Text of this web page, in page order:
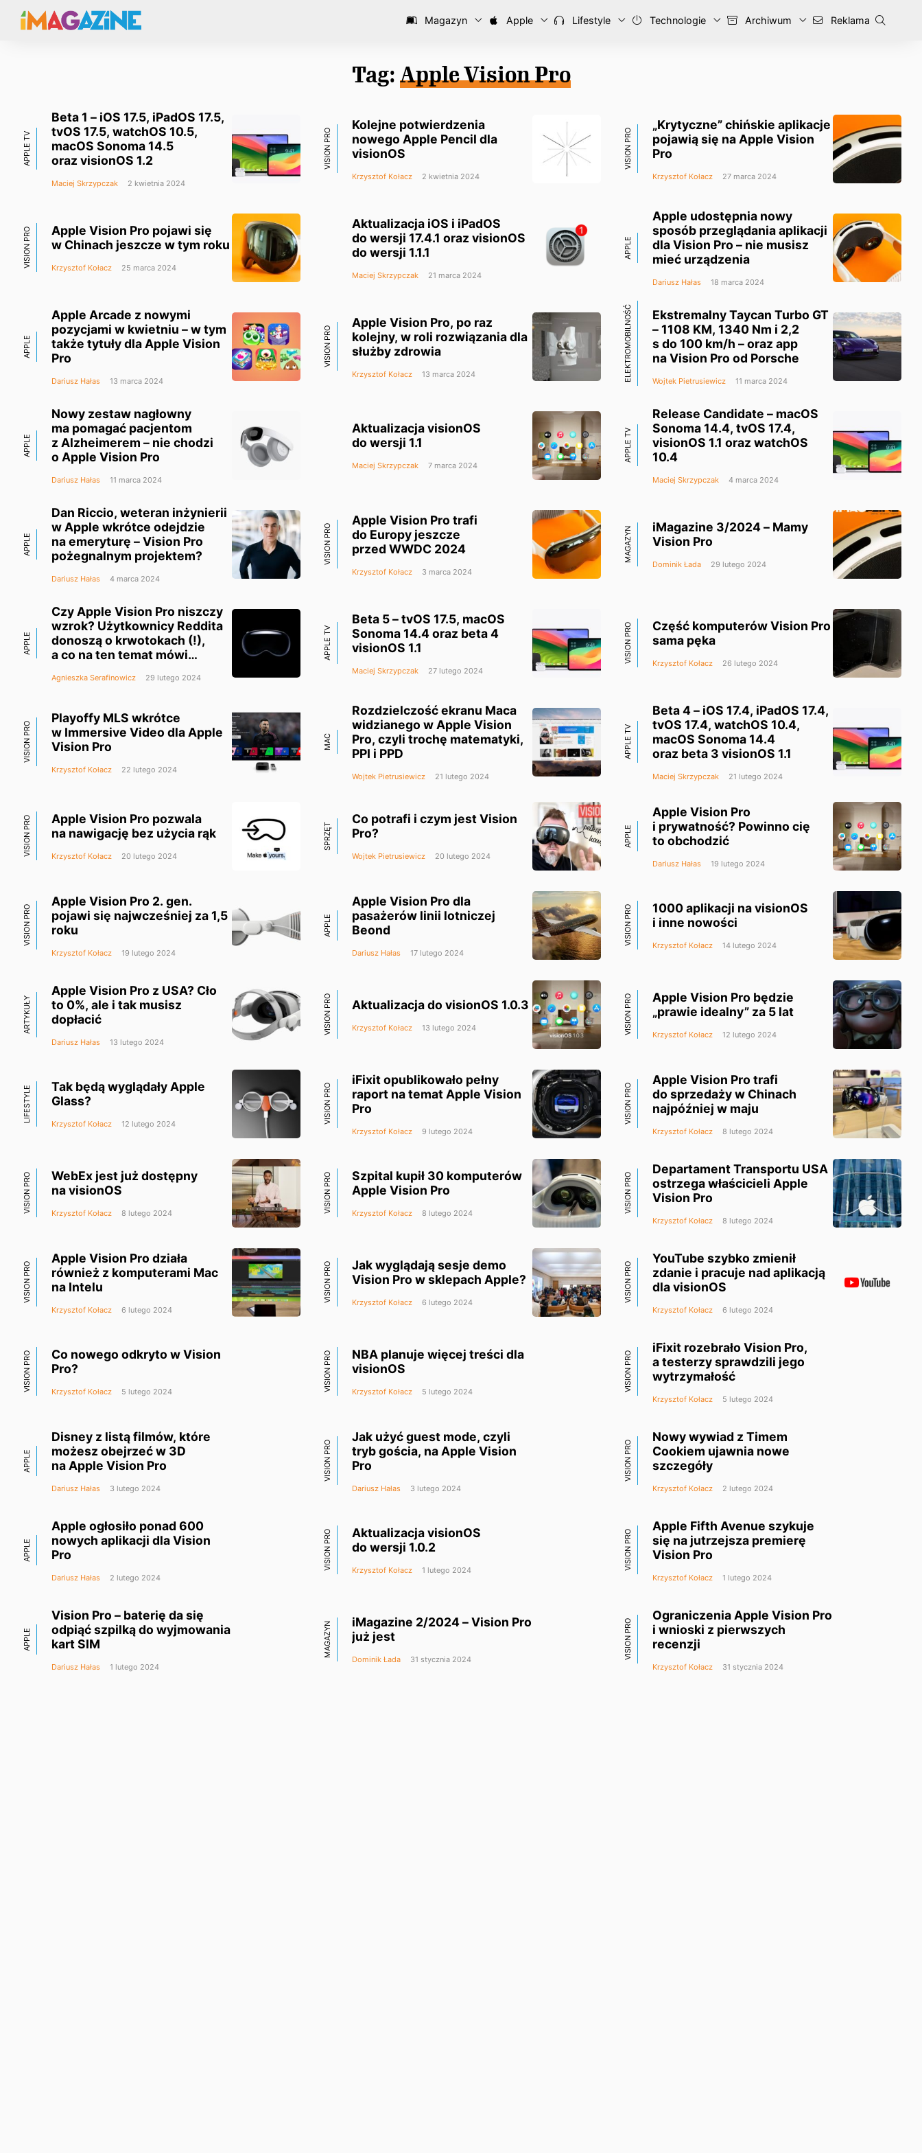
Magazyn Apple Lifestyle Technologie Archiwum Reklama
Tag: Apple Vision Pro
APPLE TV
Beta 1 – iOS 17.5, iPadOS 17.5,
tvOS 17.5, watchOS 10.5,
macOS Sonoma 14.5
oraz visionOS 1.2
Maciej Skrzypczak 2 kwietnia 2024
VISION PRO
Kolejne potwierdzenia
nowego Apple Pencil dla
visionOS
Krzysztof Kołacz 2 kwietnia 2024
VISION PRO
„Krytyczne” chińskie aplikacje
pojawią się na Apple Vision
Pro
Krzysztof Kołacz 27 marca 2024
VISION PRO
Apple Vision Pro pojawi się
w Chinach jeszcze w tym roku
Krzysztof Kołacz 25 marca 2024
Aktualizacja iOS i iPadOS
do wersji 17.4.1 oraz visionOS
do wersji 1.1.1
Maciej Skrzypczak 21 marca 2024
APPLE
Apple udostępnia nowy
sposób przeglądania aplikacji
dla Vision Pro – nie musisz
mieć urządzenia
Dariusz Hałas 18 marca 2024
APPLE
Apple Arcade z nowymi
pozycjami w kwietniu – w tym
także tytuły dla Apple Vision
Pro
Dariusz Hałas 13 marca 2024
VISION PRO
Apple Vision Pro, po raz
kolejny, w roli rozwiązania dla
służby zdrowia
Krzysztof Kołacz 13 marca 2024 ELEKTROMOBILNOŚĆ
Ekstremalny Taycan Turbo GT
– 1108 KM, 1340 Nm i 2,2
s do 100 km/h – oraz app
na Vision Pro od Porsche
Wojtek Pietrusiewicz 11 marca 2024
APPLE
Nowy zestaw nagłowny
ma pomagać pacjentom
z Alzheimerem – nie chodzi
o Apple Vision Pro
Dariusz Hałas 11 marca 2024
Aktualizacja visionOS
do wersji 1.1
Maciej Skrzypczak 7 marca 2024
APPLE TV
Release Candidate – macOS
Sonoma 14.4, tvOS 17.4,
visionOS 1.1 oraz watchOS
10.4
Maciej Skrzypczak 4 marca 2024
APPLE
Dan Riccio, weteran inżynierii
w Apple wkrótce odejdzie
na emeryturę – Vision Pro
pożegnalnym projektem?
Dariusz Hałas 4 marca 2024
VISION PRO
Apple Vision Pro trafi
do Europy jeszcze
przed WWDC 2024
Krzysztof Kołacz 3 marca 2024
MAGAZYN
iMagazine 3/2024 – Mamy
Vision Pro
Dominik Łada 29 lutego 2024
APPLE
Czy Apple Vision Pro niszczy
wzrok? Użytkownicy Reddita
donoszą o krwotokach (!),
a co na ten temat mówi
Agnieszka Serafinowicz 29 lutego 2024
APPLE TV
Beta 5 – tvOS 17.5, macOS
Sonoma 14.4 oraz beta 4
visionOS 1.1
Maciej Skrzypczak 27 lutego 2024
VISION PRO
Część komputerów Vision Pro
sama pęka
Krzysztof Kołacz 26 lutego 2024
VISION PRO
Playoffy MLS wkrótce
w Immersive Video dla Apple
Vision Pro
Krzysztof Kołacz 22 lutego 2024
MAC
Rozdzielczość ekranu Maca
widzianego w Apple Vision
Pro, czyli trochę matematyki,
PPI i PPD
Wojtek Pietrusiewicz 21 lutego 2024
APPLE TV
Beta 4 – iOS 17.4, iPadOS 17.4,
tvOS 17.4, watchOS 10.4,
macOS Sonoma 14.4
oraz beta 3 visionOS 1.1
Maciej Skrzypczak 21 lutego 2024
VISION PRO
Apple Vision Pro pozwala
na nawigację bez użycia rąk
Krzysztof Kołacz 20 lutego 2024
SPRZĘT
Co potrafi i czym jest Vision
Pro?
Wojtek Pietrusiewicz 20 lutego 2024
APPLE
Apple Vision Pro
i prywatność? Powinno cię
to obchodzić
Dariusz Hałas 19 lutego 2024
VISION PRO
Apple Vision Pro 2. gen.
pojawi się najwcześniej za 1,5
roku
Krzysztof Kołacz 19 lutego 2024
APPLE
Apple Vision Pro dla
pasażerów linii lotniczej
Beond
Dariusz Hałas 17 lutego 2024
VISION PRO
1000 aplikacji na visionOS
i inne nowości
Krzysztof Kołacz 14 lutego 2024
ARTYKUŁY
Apple Vision Pro z USA? Cło
to 0%, ale i tak musisz
dopłacić
Dariusz Hałas 13 lutego 2024
VISION PRO Aktualizacja do visionOS 1.0.3
Krzysztof Kołacz 13 lutego 2024 VISION PRO
Apple Vision Pro będzie
„prawie idealny” za 5 lat
Krzysztof Kołacz 12 lutego 2024
LIFESTYLE
Tak będą wyglądały Apple
Glass?
Krzysztof Kołacz 12 lutego 2024 VISION PRO
iFixit opublikowało pełny
raport na temat Apple Vision
Pro
Krzysztof Kołacz 9 lutego 2024
VISION PRO
Apple Vision Pro trafi
do sprzedaży w Chinach
najpóźniej w maju
Krzysztof Kołacz 8 lutego 2024
VISION PRO
WebEx jest już dostępny
na visionOS
Krzysztof Kołacz 8 lutego 2024 VISION PRO
Szpital kupił 30 komputerów
Apple Vision Pro
Krzysztof Kołacz 8 lutego 2024 VISION PRO
Departament Transportu USA
ostrzega właścicieli Apple
Vision Pro
Krzysztof Kołacz 8 lutego 2024
VISION PRO
Apple Vision Pro działa
również z komputerami Mac
na Intelu
Krzysztof Kołacz 6 lutego 2024
VISION PRO
Jak wyglądają sesje demo
Vision Pro w sklepach Apple?
Krzysztof Kołacz 6 lutego 2024 VISION PRO
YouTube szybko zmienił
zdanie i pracuje nad aplikacją
dla visionOS
Krzysztof Kołacz 6 lutego 2024
VISION PRO
Co nowego odkryto w Vision
Pro?
Krzysztof Kołacz 5 lutego 2024 VISION PRO
NBA planuje więcej treści dla
visionOS
Krzysztof Kołacz 5 lutego 2024 VISION PRO
iFixit rozebrało Vision Pro,
a testerzy sprawdzili jego
wytrzymałość
Krzysztof Kołacz 5 lutego 2024
APPLE
Disney z listą filmów, które
możesz obejrzeć w 3D
na Apple Vision Pro
Dariusz Hałas 3 lutego 2024
VISION PRO
Jak użyć guest mode, czyli
tryb gościa, na Apple Vision
Pro
Dariusz Hałas 3 lutego 2024
VISION PRO
Nowy wywiad z Timem
Cookiem ujawnia nowe
szczegóły
Krzysztof Kołacz 2 lutego 2024
APPLE
Apple ogłosiło ponad 600
nowych aplikacji dla Vision
Pro
Dariusz Hałas 2 lutego 2024
VISION PRO
Aktualizacja visionOS
do wersji 1.0.2
Krzysztof Kołacz 1 lutego 2024 VISION PRO
Apple Fifth Avenue szykuje
się na jutrzejsza premierę
Vision Pro
Krzysztof Kołacz 1 lutego 2024
APPLE
Vision Pro – baterię da się
odpiąć szpilką do wyjmowania
kart SIM
Dariusz Hałas 1 lutego 2024
MAGAZYN
iMagazine 2/2024 – Vision Pro
już jest
Dominik Łada 31 stycznia 2024 VISION PRO
Ograniczenia Apple Vision Pro
i wnioski z pierwszych
recenzji
Krzysztof Kołacz 31 stycznia 2024